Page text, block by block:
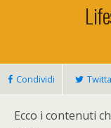
Condividi Twitta
Ecco i contenuti